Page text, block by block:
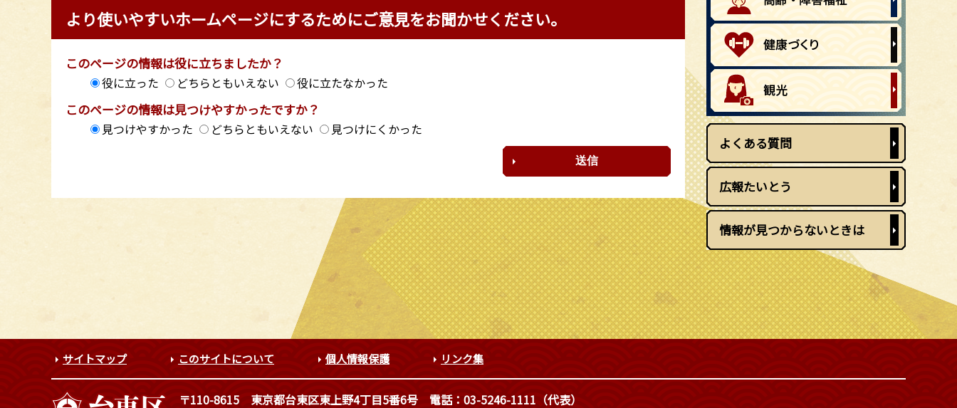
より使いやすいホームページにするためにご意見をお聞かせください。
このページの情報は役に立ちましたか？
役に立った どちらともいえない 役に立たなかった
このページの情報は見つけやすかったですか？
見つけやすかった どちらともいえない 見つけにくかった
よくある質問
広報たいとう
情報が見つからないときは
サイトマップ このサイトについて 個人情報保護 リンク集
〒110-8615 東京都台東区東上野4丁目5番6号 電話：03-5246-1111（代表）